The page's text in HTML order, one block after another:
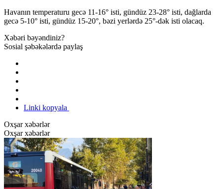
Havanın temperaturu gecə 11-16° isti, gündüz 23-28° isti, dağlarda
gecə 5-10° isti, gündüz 15-20°, bəzi yerlərdə 25°-dək isti olacaq.
Xəbəri bəyəndiniz?
Sosial şəbəkələrdə paylaş
Linki kopyala
Oxşar xəbərlər
Oxşar xəbərlər